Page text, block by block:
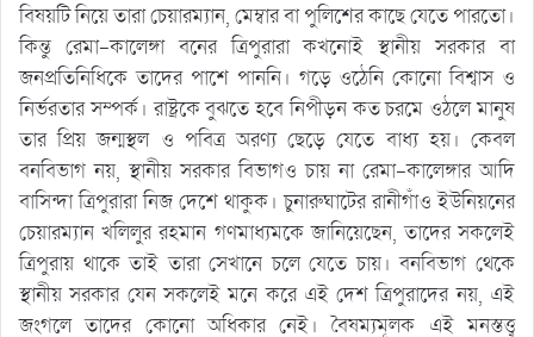
বিষয়টি নিয়ে তারা চেয়ারম্যান, মেম্বার বা পুলিশের কাছে যেতে পারতো।
কিন্তু রেমা-কালেঙ্গা বনের ত্রিপুরারা কখনোই স্থানীয় সরকার বা
জনপ্রতিনিধিকে তাদের পাশে পাননি। গড়ে ওঠেনি কোনো বিশ্বাস ও
নির্ভরতার সম্পর্ক। রাষ্ট্রকে বুঝতে হবে নিপীড়ন কত চরমে ওঠলে মানুষ
তার প্রিয় জন্মস্থল ও পবিত্র অরণ্য ছেড়ে যেতে বাধ্য হয়। কেবল
বনবিভাগ নয়, স্থানীয় সরকার বিভাগও চায় না রেমা-কালেঙ্গার আদি
বাসিন্দা ত্রিপুরারা নিজ দেশে থাকুক। চুনারুঘাটের রানীগাঁও ইউনিয়নের
চেয়ারম্যান খলিলুর রহমান গণমাধ্যমকে জানিয়েছেন, তাদের সকলেই
ত্রিপুরায় থাকে তাই তারা সেখানে চলে যেতে চায়। বনবিভাগ থেকে
স্থানীয় সরকার যেন সকলেই মনে করে এই দেশ ত্রিপুরাদের নয়, এই
জংগলে তাদের কোনো অধিকার নেই। বৈষম্যমূলক এই মনস্তত্ত্ব